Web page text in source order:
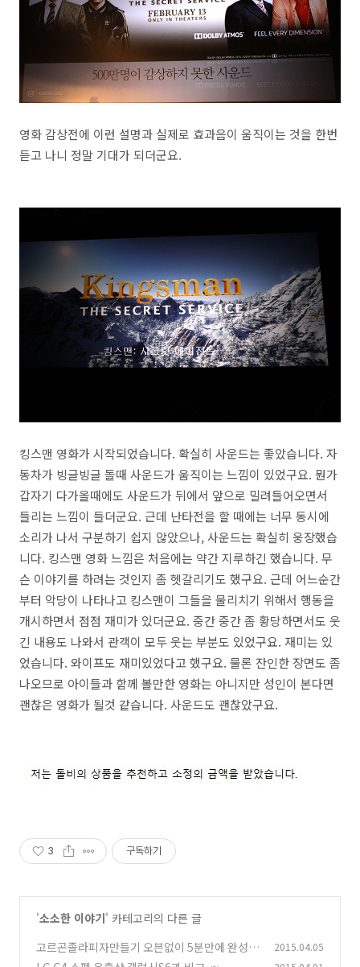
영화 감상전에 이런 설명과 실제로 효과음이 움직이는 것을 한번
듣고 나니 정말 기대가 되더군요.
킹스맨 영화가 시작되었습니다. 확실히 사운드는 좋았습니다. 자
동차가 빙글빙글 돌때 사운드가 움직이는 느낌이 있었구요. 뭔가
갑자기 다가올때에도 사운드가 뒤에서 앞으로 밀려들어오면서
들리는 느낌이 들더군요. 근데 난타전을 할 때에는 너무 동시에
소리가 나서 구분하기 쉽지 않았으나, 사운드는 확실히 웅장했습
니다. 킹스맨 영화 느낌은 처음에는 약간 지루하긴 했습니다. 무
슨 이야기를 하려는 것인지 좀 헷갈리기도 했구요. 근데 어느순간
부터 악당이 나타나고 킹스맨이 그들을 물리치기 위해서 행동을
개시하면서 점점 재미가 있더군요. 중간 중간 좀 황당하면서도 웃
긴 내용도 나와서 관객이 모두 웃는 부분도 있었구요. 재미는 있
었습니다. 와이프도 재미있었다고 했구요. 물론 잔인한 장면도 좀
나오므로 아이들과 함께 볼만한 영화는 아니지만 성인이 본다면
괜찮은 영화가 될것 같습니다. 사운드도 괜찮았구요.
3 구독하기
'소소한 이야기' 카테고리의 다른 글
고르곤졸라피자만들기 오븐없이 5분만에 완성
2015.04.05